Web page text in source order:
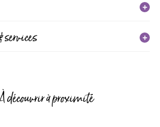
07h00
: boucle
services
découvrir à proximité